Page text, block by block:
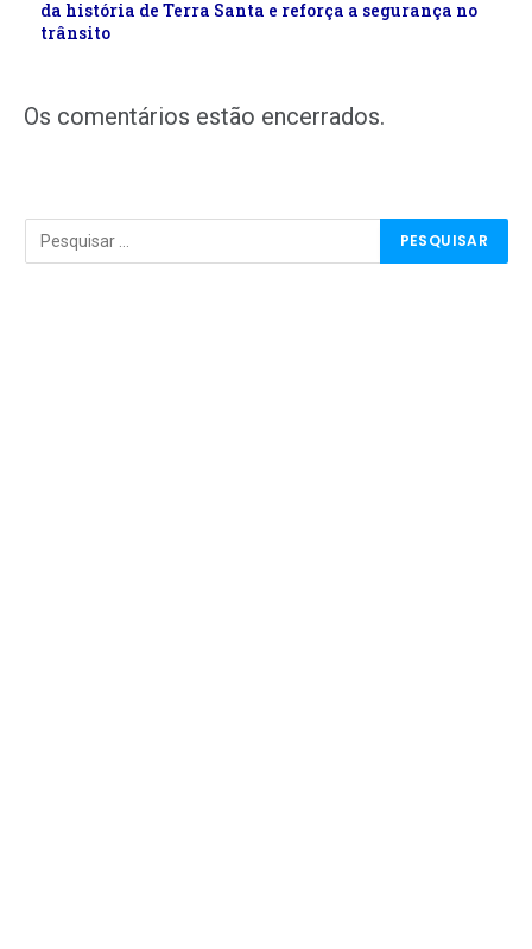
da história de Terra Santa e reforça a segurança no
trânsito
Os comentários estão encerrados.